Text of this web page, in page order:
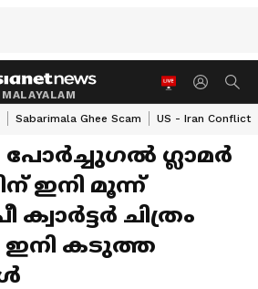
MALAYALAM
Sabarimala Ghee Scam US - Iran Conflict
ഗ്ലാമർ
ഇനി മൂന്ന്
ക്വാർട്ടർ ചിത്രം
കടുത്ത